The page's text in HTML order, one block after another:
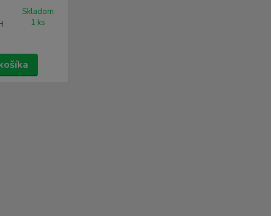
Skladom
1 ks